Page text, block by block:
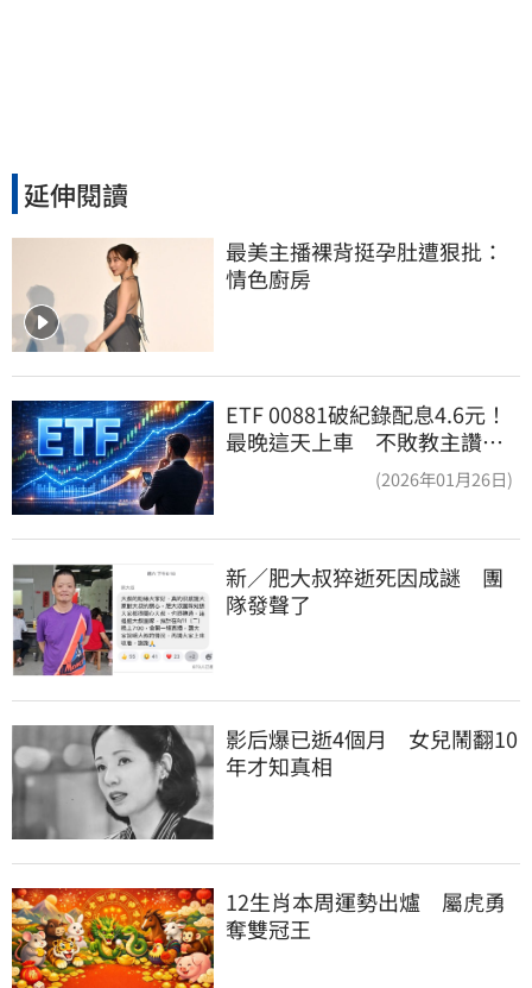
延伸閱讀
最美主播裸背挺孕肚遭狠批：
情色廚房
ETF 00881破紀錄配息4.6元！
最晚這天上車 不敗教主讚：
(2026年01月26日)
新／肥大叔猝逝死因成謎　團
隊發聲了
影后爆已逝4個月　女兒鬧翻10
年才知真相
12生肖本周運勢出爐　屬虎勇
奪雙冠王